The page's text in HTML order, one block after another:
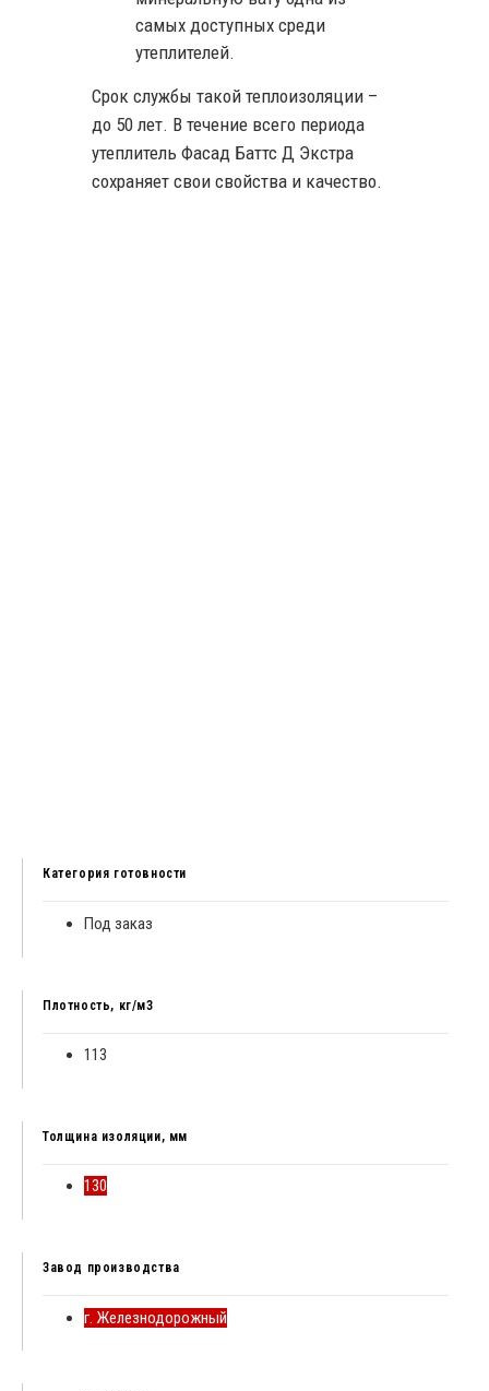
самых доступных среди
утеплителей.
Срок службы такой теплоизоляции –
до 50 лет. В течение всего периода
утеплитель Фасад Баттс Д Экстра
сохраняет свои свойства и качество.
Категория готовности
Под заказ
Плотность, кг/м3
113
Толщина изоляции, мм
130
Завод производства
г. Железнодорожный